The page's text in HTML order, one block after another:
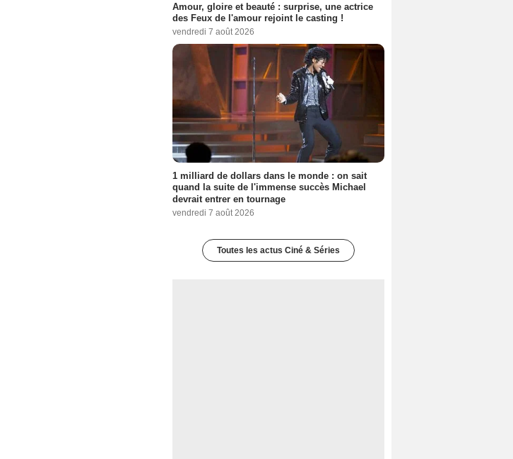
Amour, gloire et beauté : surprise, une actrice
des Feux de l'amour rejoint le casting !
vendredi 7 août 2026
1 milliard de dollars dans le monde : on sait
quand la suite de l'immense succès Michael
devrait entrer en tournage
vendredi 7 août 2026
Toutes les actus Ciné & Séries